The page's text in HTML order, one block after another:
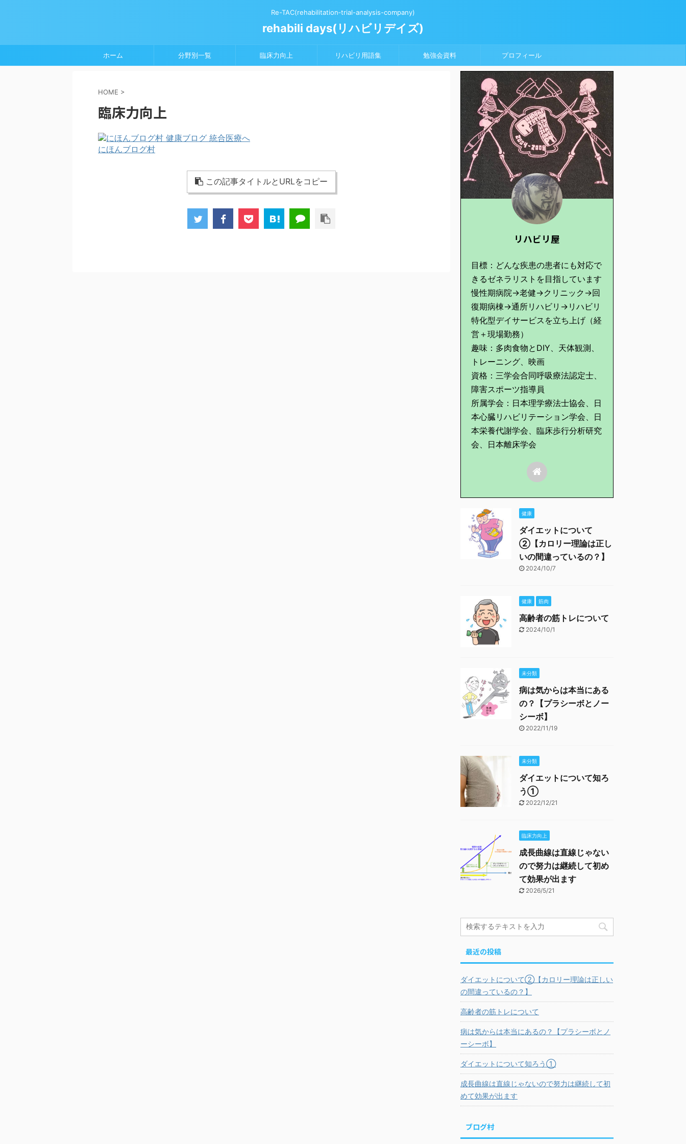
Re-TAC(rehabilitation‐trial-analysis-company)
rehabili days(リハビリデイズ)
ホーム 分野別一覧 臨床力向上 リハビリ用語集 勉強会資料 プロフィール
HOME >
臨床力向上
にほんブログ村
この記事タイトルとURLをコピー
リハビリ屋
目標：どんな疾患の患者にも対応で
きるゼネラリストを目指しています
慢性期病院→老健→クリニック→回
復期病棟→通所リハビリ→リハビリ
特化型デイサービスを立ち上げ（経
営＋現場勤務）
趣味：多肉食物とDIY、天体観測、
トレーニング、映画
資格：三学会合同呼吸療法認定士、
障害スポーツ指導員
所属学会：日本理学療法士協会、日
本心臓リハビリテーション学会、日
本栄養代謝学会、臨床歩行分析研究
会、日本離床学会
健康
ダイエットについて
②【カロリー理論は正し
いの間違っているの？】
2024/10/7
健康 筋肉
高齢者の筋トレについて
2024/10/1
未分類
病は気からは本当にある
の？【プラシーボとノー
シーボ】
2022/11/19
未分類
ダイエットについて知ろ
う①
2022/12/21
臨床力向上
成長曲線は直線じゃない
ので努力は継続して初め
て効果が出ます
2026/5/21
最近の投稿
ダイエットについて②【カロリー理論は正しい
の間違っているの？】
高齢者の筋トレについて
病は気からは本当にあるの？【プラシーボとノ
ーシーボ】
ダイエットについて知ろう①
成長曲線は直線じゃないので努力は継続して初
めて効果が出ます
ブログ村